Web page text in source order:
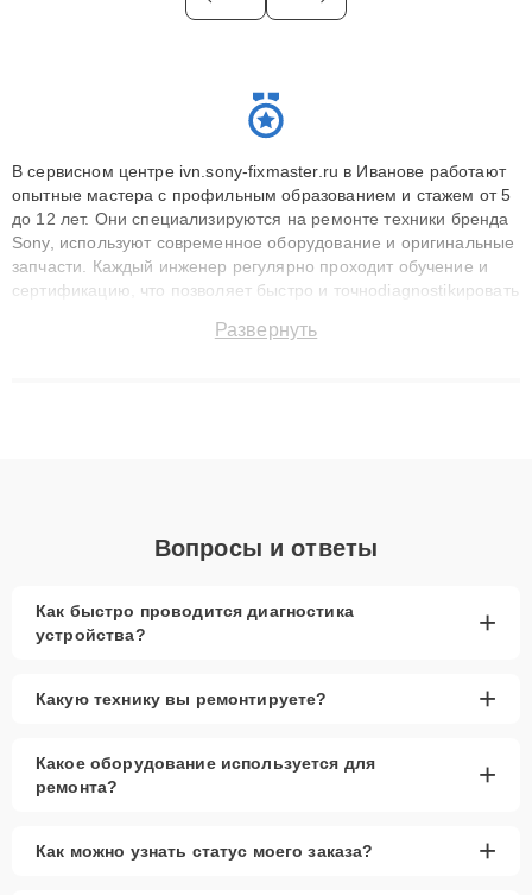
В сервисном центре ivn.sony-fixmaster.ru в Иванове работают
опытные мастера с профильным образованием и стажем от 5
до 12 лет. Они специализируются на ремонте техники бренда
Sony, используют современное оборудование и оригинальные
запчасти. Каждый инженер регулярно проходит обучение и
сертификацию, что позволяет быстро и точноdiagnostikировать
до 3 лет. Наши мастера решают сложные случаи: от замены
Развернуть
Вопросы и ответы
Как быстро проводится диагностика
устройства?
+
Какую технику вы ремонтируете? +
Какое оборудование используется для
ремонта?
+
Как можно узнать статус моего заказа? +